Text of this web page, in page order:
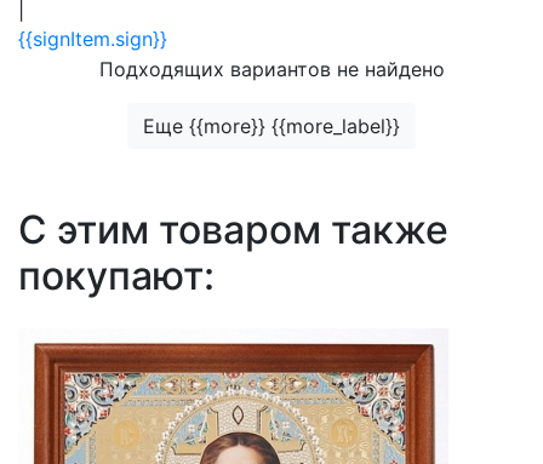
{{signItem.sign}}
Подходящих вариантов не найдено
Еще {{more}} {{more_label}}
С этим товаром также
покупают: